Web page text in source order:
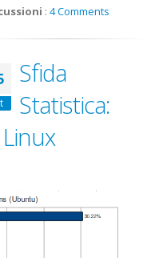
: 4 Comments
Sfida
Statistica: